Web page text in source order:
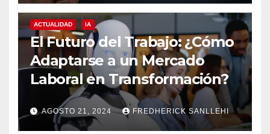
ACTUALIDAD IA
El Futuro del Trabajo: ¿Cómo
Adaptarse a un Mercado
Laboral en Transformación?
AGOSTO 21, 2024 FREDHERICK SANLLEHI